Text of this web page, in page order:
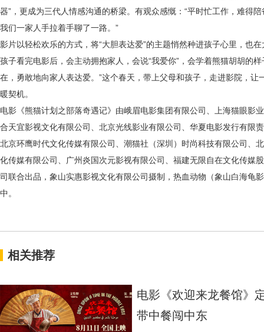
器”，更成为三代人情感沟通的桥梁。有观众感慨：“平时忙工作，难得
我们一家人手拉着手聊了一路。”
影片以轻松欢乐的方式，将“大胆表达爱”的主题悄然种进孩子心里，也
孩子看完电影后，会主动拥抱家人，会说“我爱你”，会学着熊猫胡胡的
在，勇敢地向家人表达爱。 ”这个春天，带上父母和孩子，走进影院，
暖契机。
电影《熊猫计划之部落奇遇记》由峨眉电影集团有限公司、上海猫眼影
合天宜影视文化有限公司、北京光线影业有限公司、华夏电影发行有限
北京环鹰时代文化传媒有限公司、潮猫社（深圳）时尚科技有限公司、
化传媒有限公司、广州炎国次元影视有限公司、福建无限自在文化传媒
司联合出品，象山实惠影视文化有限公司摄制，热血动物（象山白海龟
中。
相关推荐
电影《欢迎来龙餐馆》
带中餐闯中东